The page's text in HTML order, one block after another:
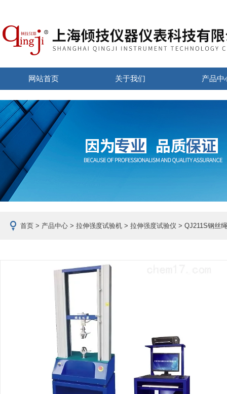
网站首页 关于我们 产品中
首页 > 产品中心 > 拉伸强度试验机 > 拉伸强度试验仪 > QJ211S钢丝